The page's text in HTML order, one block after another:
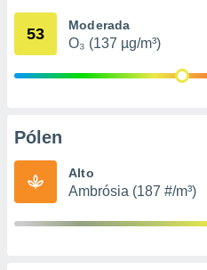
através
estudos
53 Moderada
O₃ (137 µg/m³)
Pólen
Alto
Ambrósia (187 #/m³)